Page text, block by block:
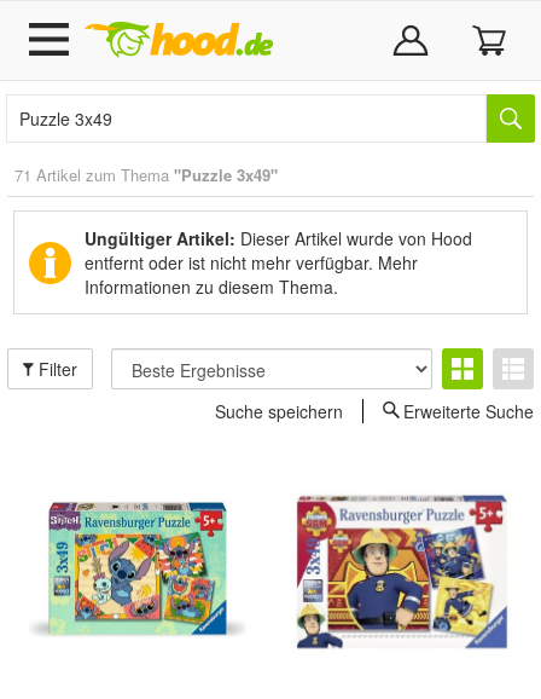
71 Artikel zum Thema "Puzzle 3x49"
Ungültiger Artikel: Dieser Artikel wurde von Hood
entfernt oder ist nicht mehr verfügbar. Mehr
Informationen zu diesem Thema.
Filter
Suche speichern
Erweiterte Suche